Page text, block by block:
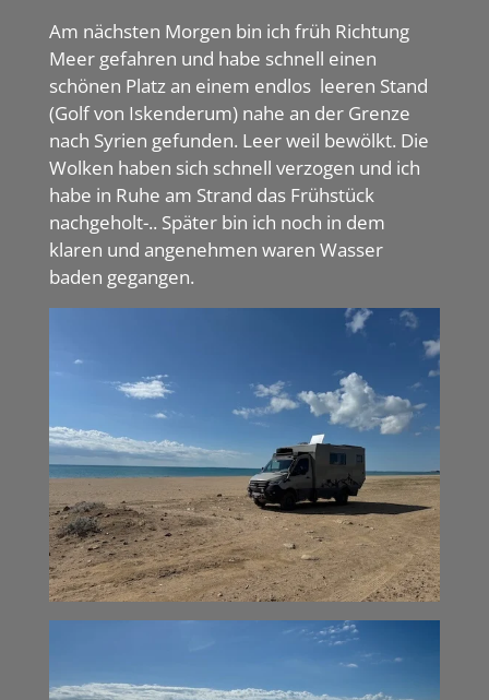
Am nächsten Morgen bin ich früh Richtung
Meer gefahren und habe schnell einen
schönen Platz an einem endlos leeren Stand
(Golf von Iskenderum) nahe an der Grenze
nach Syrien gefunden. Leer weil bewölkt. Die
Wolken haben sich schnell verzogen und ich
habe in Ruhe am Strand das Frühstück
nachgeholt-.. Später bin ich noch in dem
klaren und angenehmen waren Wasser
baden gegangen.